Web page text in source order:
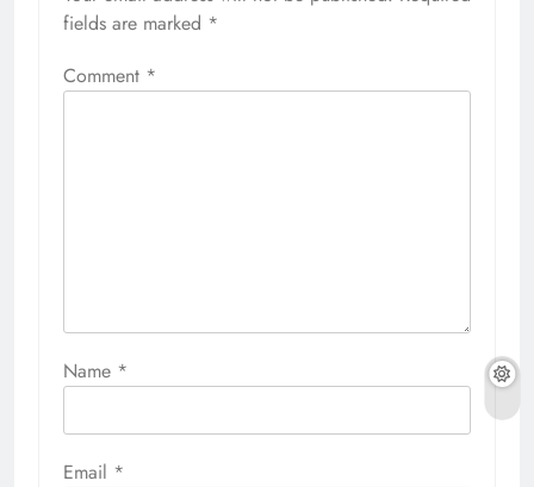
fields are marked *
Comment *
Name *
Email *